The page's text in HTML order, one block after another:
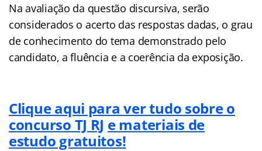
Na avaliação da questão discursiva, serão
considerados o acerto das respostas dadas, o grau
de conhecimento do tema demonstrado pelo
candidato, a fluência e a coerência da exposição.
Clique aqui para ver tudo sobre o
concurso TJ RJ e materiais de
estudo gratuitos!